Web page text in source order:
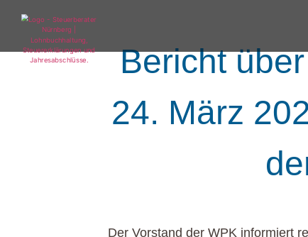
Bericht
24. März
Der Vorstand der WPK informiert